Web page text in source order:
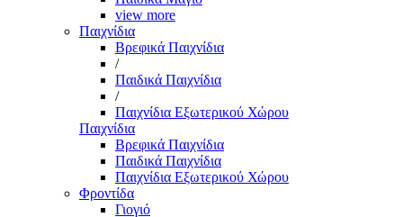
view more
Παιχνίδια
Βρεφικά Παιχνίδια
/
Παιδικά Παιχνίδια
/
Παιχνίδια Εξωτερικού Χώρου
Παιχνίδια
Βρεφικά Παιχνίδια
Παιδικά Παιχνίδια
Παιχνίδια Εξωτερικού Χώρου
Φροντίδα
Γιογιό